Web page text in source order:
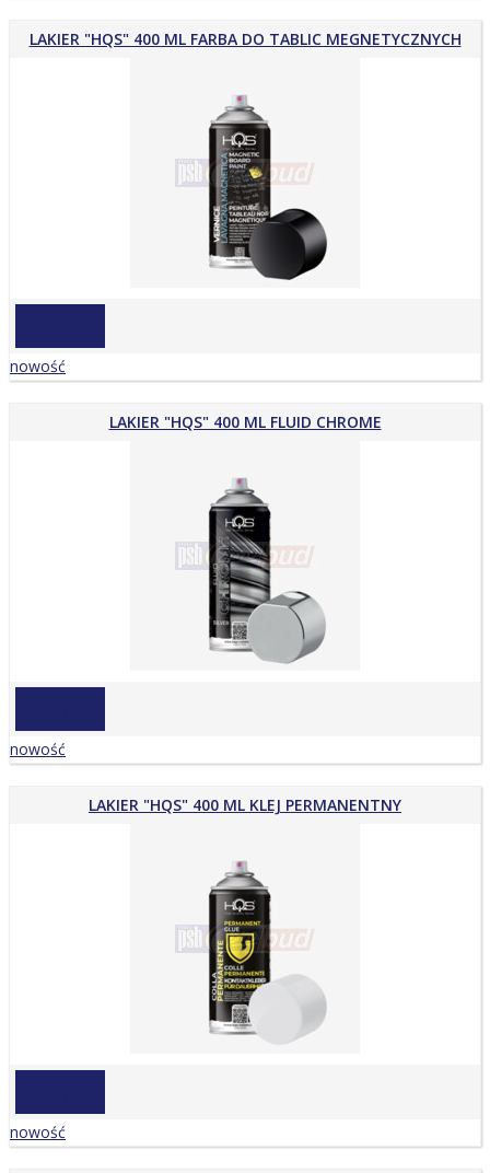
LAKIER "HQS" 400 ML FARBA DO TABLIC MEGNETYCZNYCH
nowość
LAKIER "HQS" 400 ML FLUID CHROME
nowość
LAKIER "HQS" 400 ML KLEJ PERMANENTNY
nowość